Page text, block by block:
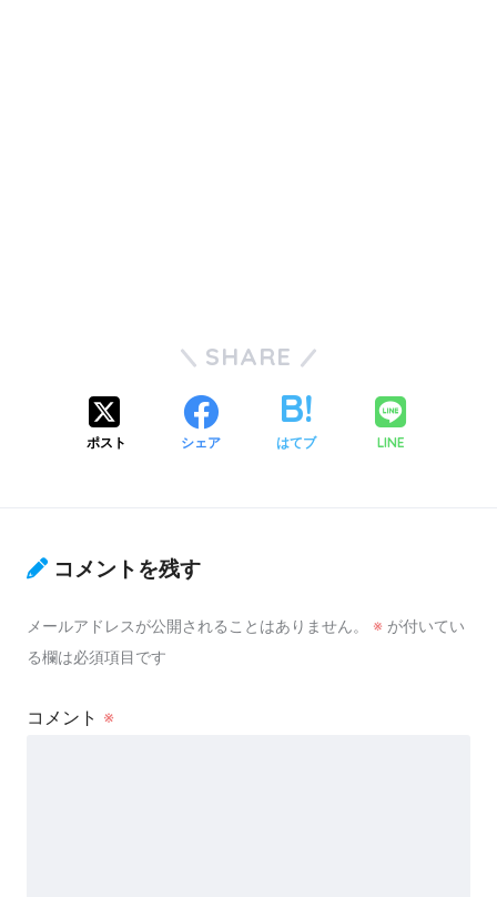
SHARE
ポスト シェア はてブ LINE
コメントを残す
メールアドレスが公開されることはありません。 ※ が付いてい
る欄は必須項目です
コメント ※